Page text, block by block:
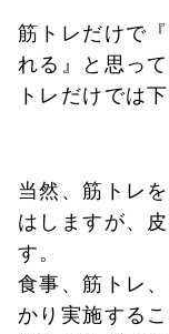
筋トレだけで
れる』と思っ
トレだけでは
当然、筋トレ
はしますが、
す。
食事、筋トレ
かり実施する